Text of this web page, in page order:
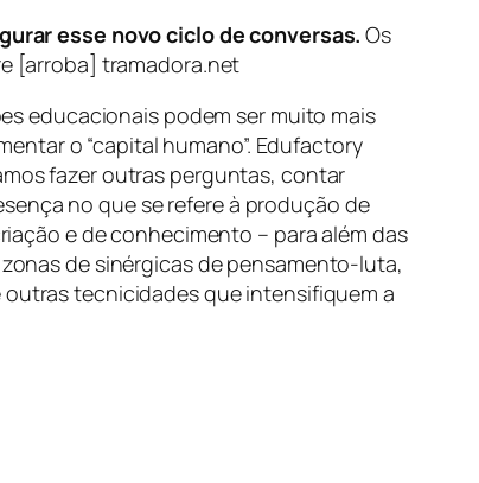
esse novo ciclo de conversas. Os
[arroba] tramadora.net
educacionais podem ser muito mais
o “capital humano”. Edufactory
fazer outras perguntas, contar
no que se refere à produção de
e de conhecimento – para além das
de sinérgicas de pensamento-luta,
tecnicidades que intensifiquem a